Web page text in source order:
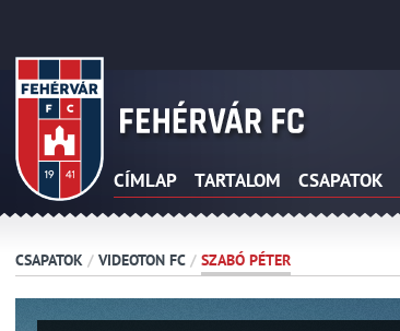
CÍMLAP TARTALOM CSAPATOK
CSAPATOK / VIDEOTON FC / SZABÓ PÉTER